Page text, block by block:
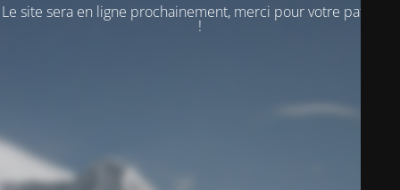
Le site sera en ligne prochainement, merci pour votre patience
!